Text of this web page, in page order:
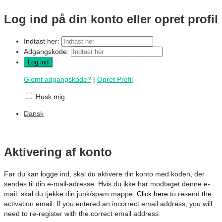
Log ind på din konto eller opret profil
Indtast her:
Adgangskode:
Glemt adgangskode? | Opret Profil
Husk mig
Dansk
Aktivering af konto
Før du kan logge ind, skal du aktivere din konto med koden, der
sendes til din e-mail-adresse. Hvis du ikke har modtaget denne e-
mail, skal du tjekke din junk/spam mappe. Click here to resend the
activation email. If you entered an incorrect email address, you will
need to re-register with the correct email address.